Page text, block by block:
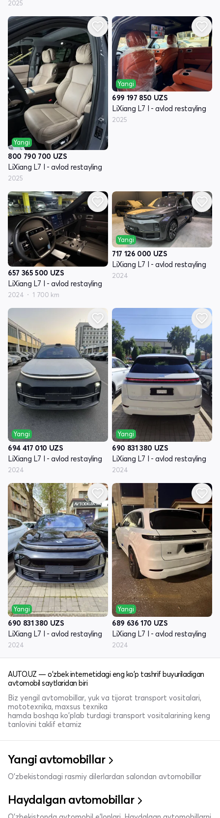
2025
Yangi
800 790 700 UZS
LiXiang L7 I - avlod restayling
2025
Yangi
699 197 850 UZS
LiXiang L7 I - avlod restayling
2025
657 365 500 UZS
LiXiang L7 I - avlod restayling
2024 1 700 km
Yangi
717 126 000 UZS
LiXiang L7 I - avlod restayling
2024
Yangi
694 417 010 UZS
LiXiang L7 I - avlod restayling
2024
Yangi
690 831 380 UZS
LiXiang L7 I - avlod restayling
2024
Yangi
690 831 380 UZS
LiXiang L7 I - avlod restayling
2024
Yangi
689 636 170 UZS
LiXiang L7 I - avlod restayling
2024
AUTO.UZ — o'zbek internetidagi eng ko'p tashrif buyuriladigan
avtomobil saytlaridan biri
Biz yengil avtomobillar, yuk va tijorat transport vositalari,
mototexnika, maxsus texnika
hamda boshqa ko'plab turdagi transport vositalarining keng
tanlovini taklif etamiz
Yangi avtomobillar
O'zbekistondagi rasmiy dilerlardan salondan avtomobillar
Haydalgan avtomobillar